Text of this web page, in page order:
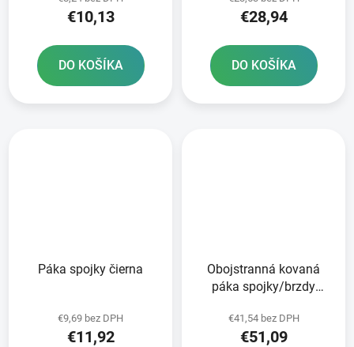
€10,13
DO KOŠÍKA
€28,94
DO KOŠÍKA
Páka spojky čierna
€9,69 bez DPH
€11,92
Obojstranná kovaná
páka spojky/brzdy
€41,54 bez DPH
€51,09